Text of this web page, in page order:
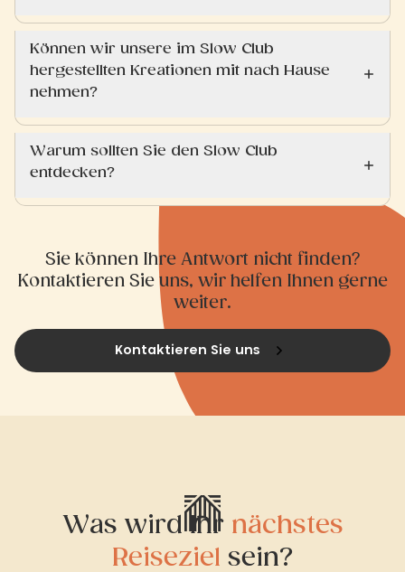
Können wir unsere im Slow Club
hergestellten Kreationen mit nach Hause
nehmen?
Warum sollten Sie den Slow Club
entdecken?
Sie können Ihre Antwort nicht finden?
Kontaktieren Sie uns, wir helfen Ihnen gerne
weiter.
Kontaktieren Sie uns
Was wird Ihrnächstes
Reiseziel sein?